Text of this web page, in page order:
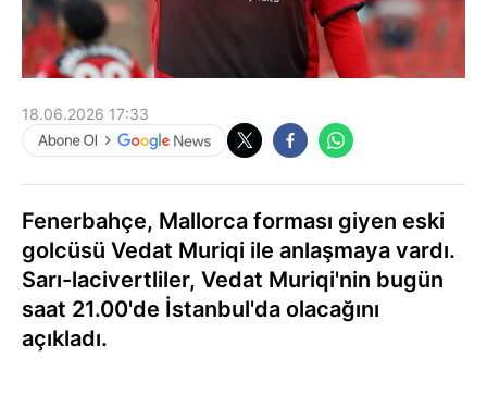
18.06.2026 17:33
Fenerbahçe, Mallorca forması giyen eski
golcüsü Vedat Muriqi ile anlaşmaya vardı.
Sarı-lacivertliler, Vedat Muriqi'nin bugün
saat 21.00'de İstanbul'da olacağını
açıkladı.